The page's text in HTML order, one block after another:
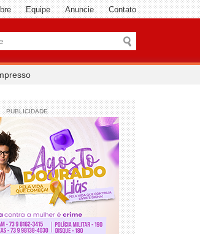
Equipe Anuncie Contato
PUBLICIDADE